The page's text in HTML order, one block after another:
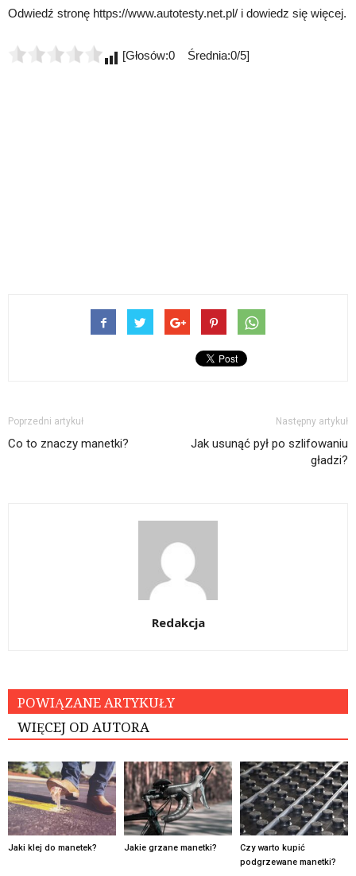
Odwiedź stronę https://www.autotesty.net.pl/ i dowiedz się więcej.
[Głosów:0 Średnia:0/5]
Poprzedni artykuł
Co to znaczy manetki?
Następny artykuł
Jak usunąć pył po szlifowaniu
gładzi?
Redakcja
POWIĄZANE ARTYKUŁY
WIĘCEJ OD AUTORA
Jaki klej do manetek? Jakie grzane manetki?
Czy warto kupić
podgrzewane manetki?